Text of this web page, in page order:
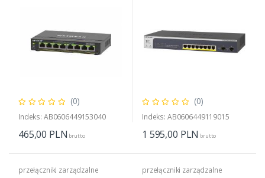
(0)
Indeks: AB0606449153040
465,00 PLN brutto
(0)
Indeks: AB0606449119015
1 595,00 PLN brutto
przełączniki zarządzalne
przełączniki zarządzalne